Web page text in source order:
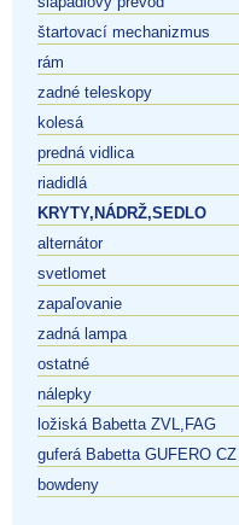
štartovací mechanizmus
rám
zadné teleskopy
kolesá
predná vidlica
riadidlá
KRYTY,NÁDRŽ,SEDLO
alternátor
svetlomet
zapaľovanie
zadná lampa
ostatné
nálepky
ložiská Babetta ZVL,FAG
guferá Babetta GUFERO CZ
bowdeny